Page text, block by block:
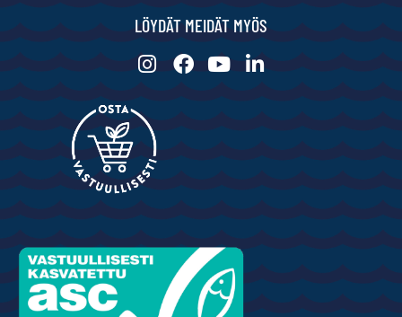
LÖYDÄT MEIDÄT MYÖS